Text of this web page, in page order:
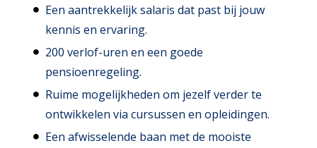
Een aantrekkelijk salaris dat past bij jouw
kennis en ervaring.
200 verlof-uren en een goede
pensioenregeling.
Ruime mogelijkheden om jezelf verder te
ontwikkelen via cursussen en opleidingen.
Een afwisselende baan met de mooiste